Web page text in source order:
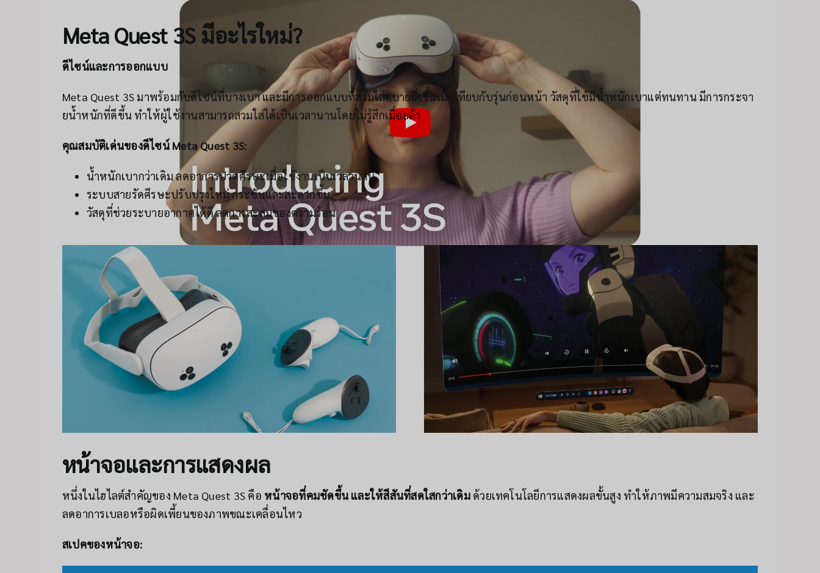
Meta Quest 3S มีอะไรใหม่?
ดีไซน์และการออกแบบ
Meta Quest 3S มาพร้อมกับดีไซน์ที่บางเบา และมีการออกแบบที่สวมใส่สบายยิ่งขึ้นเมื่อเทียบกับรุ่นก่อนหน้า วัสดุที่ใช้มีน้ำหนักเบาแต่ทนทาน มีการกระจา
ยน้ำหนักที่ดีขึ้น ทำให้ผู้ใช้งานสามารถสวมใส่ได้เป็นเวลานานโดยไม่รู้สึกเมื่อยล้า
คุณสมบัติเด่นของดีไซน์ Meta Quest 3S:
น้ำหนักเบากว่าเดิม ลดอาการปวดศีรษะเมื่อใช้งานเป็นเวลานาน
ระบบสายรัดศีรษะปรับปรุงใหม่ กระชับและสะดวกขึ้น
วัสดุที่ช่วยระบายอากาศได้ดี ลดการสะสมของความร้อน
หน้าจอและการแสดงผล
หนึ่งในไฮไลต์สำคัญของ Meta Quest 3S คือ หน้าจอที่คมชัดขึ้น และให้สีสันที่สดใสกว่าเดิมด้วยเทคโนโลยีการแสดงผลขั้นสูง ทำให้ภาพมีความสมจริง และ
ลดอาการเบลอหรือผิดเพี้ยนของภาพขณะเคลื่อนไหว
สเปคของหน้าจอ: